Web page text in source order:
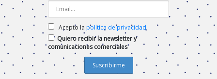
Acepto la política de privacidad
Quiero recibir la newsletter y
comunicaciones comerciales